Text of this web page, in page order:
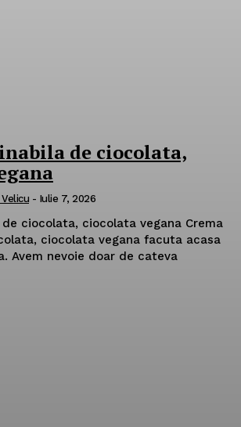
de ciocolata,
Velicu - Iulie 7, 2026
ciocolata, ciocolata vegana Crema
ciocolata vegana facuta acasa
Avem nevoie doar de cateva